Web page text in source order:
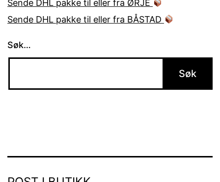
Sende DHL pakke til eller fra ØRJE
Sende DHL pakke til eller fra BÅSTAD
Søk…